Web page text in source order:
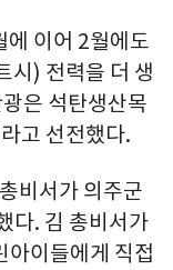
이어 2월에도
시) 전력을 더 생
은 석탄생산목
고 선전했다.
비서가 의주군
다. 김 총비서가
아이들에게 직접